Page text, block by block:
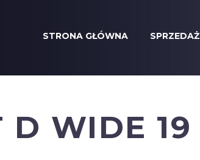
STRONA GŁÓWNA SPRZEDAŻ
D WIDE 19